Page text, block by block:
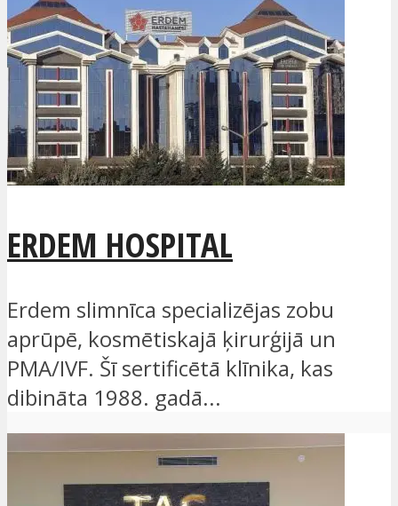
ERDEM HOSPITAL
Erdem slimnīca specializējas zobu
aprūpē, kosmētiskajā ķirurģijā un
PMA/IVF. Šī sertificētā klīnika, kas
dibināta 1988. gadā...